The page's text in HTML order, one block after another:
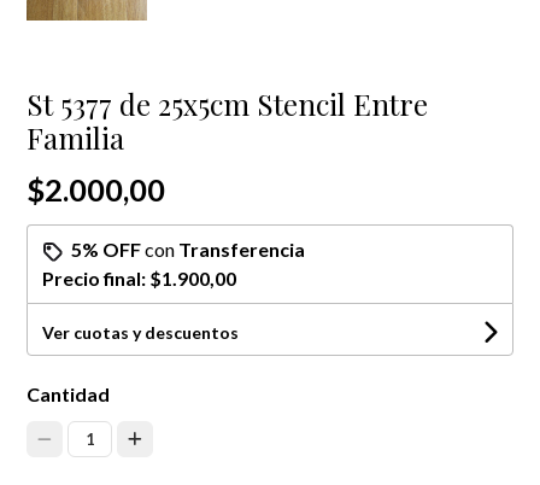
St 5377 de 25x5cm Stencil Entre
Familia
$2.000,00
5% OFFcon Transferencia
Precio final: $1.900,00
Ver cuotas y descuentos
Cantidad
1